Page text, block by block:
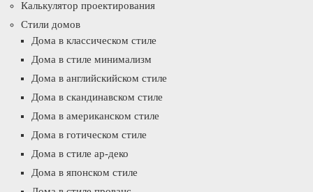
Калькулятор проектирования
Стили домов
Дома в классическом стиле
Дома в стиле минимализм
Дома в английскийском стиле
Дома в скандинавском стиле
Дома в американском стиле
Дома в готическом стиле
Дома в стиле ар-деко
Дома в японском стиле